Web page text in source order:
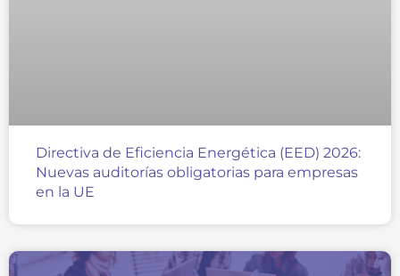
Directiva de Eficiencia Energética (EED) 2026:
Nuevas auditorías obligatorias para empresas
en la UE